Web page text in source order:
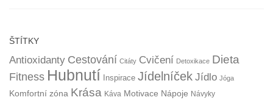
ŠTÍTKY
Antioxidanty Cestování Citáty Cvičení Detoxikace Dieta
Fitness Hubnutí Inspirace Jídelníček Jídlo Jóga
Komfortní zóna Krása Káva Motivace Nápoje Návyky